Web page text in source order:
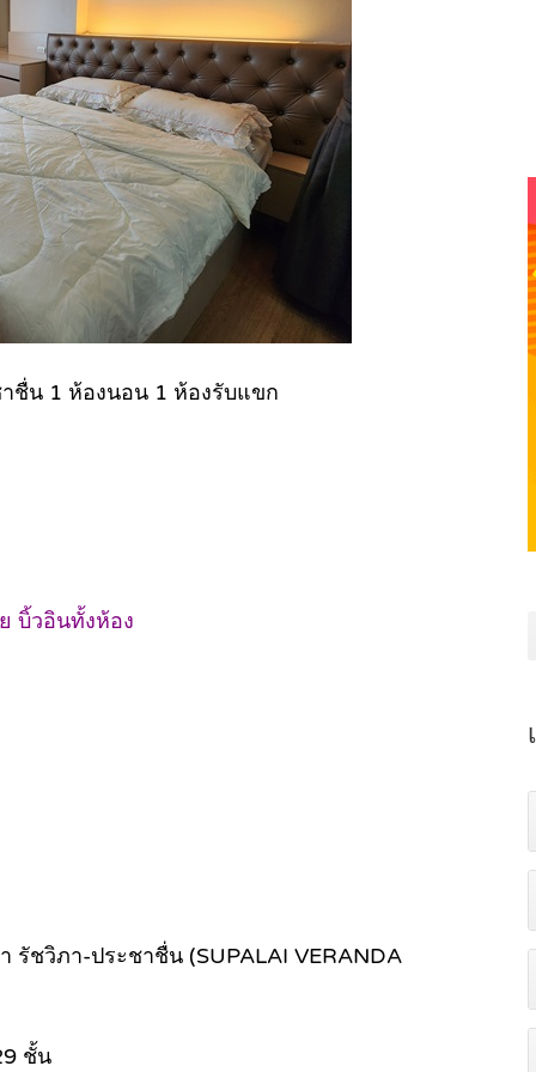
ชื่น 1 ห้องนอน 1 ห้องรับแขก
บิ้วอินทั้งห้อง
รัชวิภา-ประชาชื่น (SUPALAI VERANDA
ชั้น